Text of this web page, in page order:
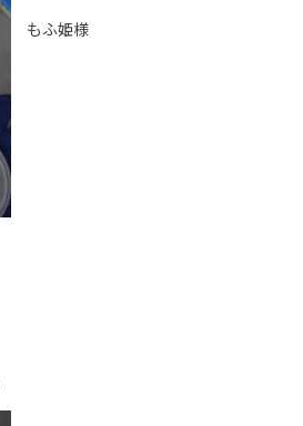
もふ姫様